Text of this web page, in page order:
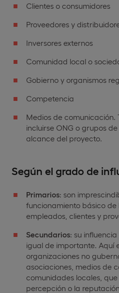
Clientes o consumidores
Proveedores y
Inversores externos
Comunidad local o
Gobierno y organismos
Competencia
Medios de comunicación.
incluirse ONG o grupos
alcance del proyecto.
Según el grado de
Primarios: son
funcionamiento básico
empleados, clientes y
Secundarios: su
igual de importante. Aquí
organizaciones no
asociaciones, medios de
comunidades locales,
percepción o la